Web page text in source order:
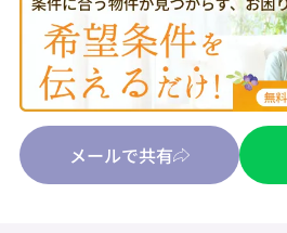
メールで共有